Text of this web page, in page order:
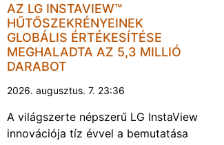
AZ LG INSTAVIEW™
HŰTŐSZEKRÉNYEINEK
GLOBÁLIS ÉRTÉKESÍTÉSE
MEGHALADTA AZ 5,3 MILLIÓ
DARABOT
2026. augusztus. 7. 23:36
A világszerte népszerű LG InstaView
innovációja tíz évvel a bemutatása